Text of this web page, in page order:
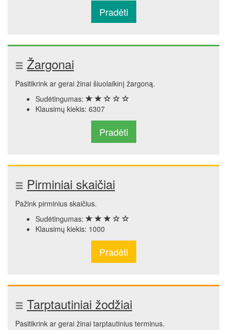
Pradėti
Žargonai
Pasitikrink ar gerai žinai šiuolaikinį žargoną.
Sudėtingumas:
Klausimų kiekis: 6307
Pradėti
Pirminiai skaičiai
Pažink pirminius skaičius.
Sudėtingumas:
Klausimų kiekis: 1000
Pradėti
Tarptautiniai žodžiai
Pasitikrink ar gerai žinai tarptautinius terminus.